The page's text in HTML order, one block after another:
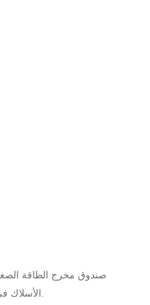
الأسلاك في المظلة أو الشاحنة أو المنزل المتنقل.